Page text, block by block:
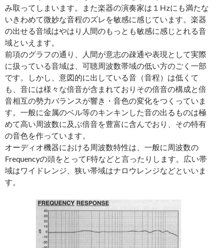
み取ってしまいます。また楽器の演奏家は１Hzにも満たな
いきわめて微妙な音程のズレを敏感に感じています。楽器
の出せる音域はやはり人間のもっとも敏感に感じとれる音
域といえます。
前項のグラフの通り、人間が意志の疎通や表現として実際
に扱っている音域は、可聴周波数帯域の低い方のごく一部
です。しかし、意図的に出している音（音程）は低くて
も、音には様々な倍音が含まれておりその倍音の構成と倍
音相互の勢力バランスが響き・音色の変化をつくっていま
す。一般に金属のベル等のキンキンした音の出るものは極
めて高い周波数に及ぶ倍音を豊富に含んでおり、その特有
の音色を作っています。
オーディオ機器における周波数特性は、一般に周波数の
Frequencyの頭をとってF特などと言ったりします。広い帯
域はワイドレンジ、狭い帯域はナロウレンジなどといいま
す。